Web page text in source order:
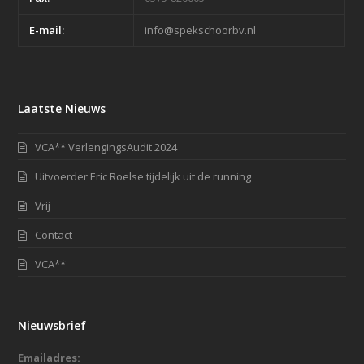
E-mail: info@spekschoorbv.nl
Laatste Nieuws
VCA** VerlengingsAudit 2024
Uitvoerder Eric Roelse tijdelijk uit de running
Vrij
Contact
VCA**
Nieuwsbrief
Emailadres: